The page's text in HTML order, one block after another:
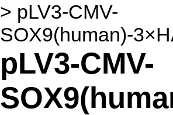
> pLV3-CMV-
SOX9(human)-
pLV3-CMV-